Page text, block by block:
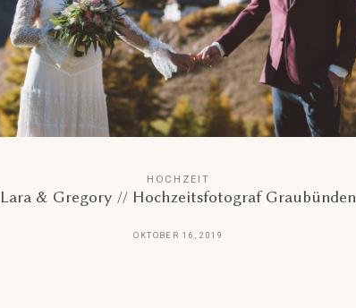
HOCHZEIT
Lara & Gregory // Hochzeitsfotograf Graubünden
OKTOBER 16, 2019